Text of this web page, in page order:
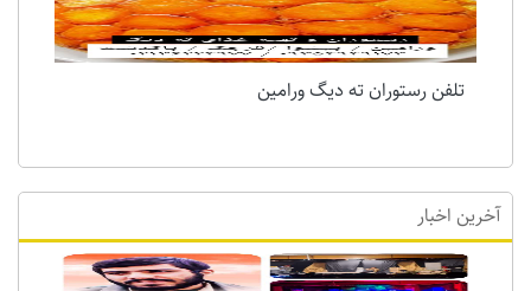
تلفن رستوران ته دیگ ورامین
آخرین اخبار